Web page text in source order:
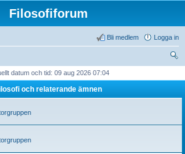
Filosofiforum
Logga in
Bli medlem
datum och tid: 09 aug 2026 07:04
och relaterande ämnen